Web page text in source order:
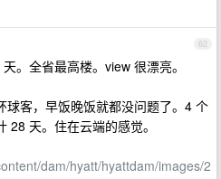
62
。全省最高楼。view 很漂亮。
球客，早饭晚饭就都没问题了。4 个
28 天。住在云端的感觉。
dam/hyatt/hyattdam/images/2